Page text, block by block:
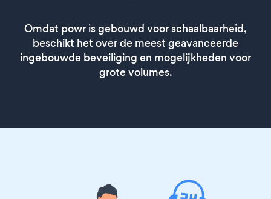
Omdat powr is gebouwd voor schaalbaarheid,
beschikt het over de meest geavanceerde
ingebouwde beveiliging en mogelijkheden voor
grote volumes.